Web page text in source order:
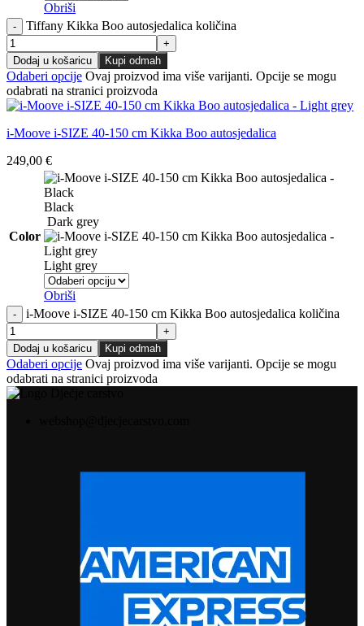
Obriši
Tiffany Kikka Boo autosjedalica količina
Dodaj u košaricu Kupi odmah
Odaberi opcije Ovaj proizvod ima više varijanti. Opcije se mogu
odabrati na stranici proizvoda
i-Moove i-SIZE 40-150 cm Kikka Boo autosjedalica
249,00 €
Color
Black
Dark grey
Light grey
Obriši
i-Moove i-SIZE 40-150 cm Kikka Boo autosjedalica količina
Dodaj u košaricu Kupi odmah
Odaberi opcije Ovaj proizvod ima više varijanti. Opcije se mogu
odabrati na stranici proizvoda